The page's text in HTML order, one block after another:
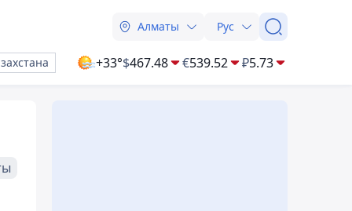
Алматы Рус
+33°$467.48 €539.52 ₽5.73